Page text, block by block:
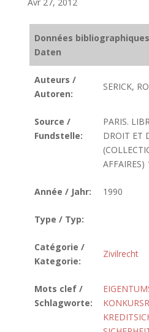
Données
Daten
Auteurs /
Autoren:
SERICK,
Source /
Fundstelle:
PARIS.
DROIT ET
Année / Jahr: 1990
Type / Typ:
Catégorie /
Kategorie:
Zivilrecht
Mots clef /
Schlagworte: